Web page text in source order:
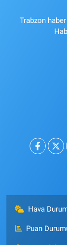
Trabzon
Hava
Puan